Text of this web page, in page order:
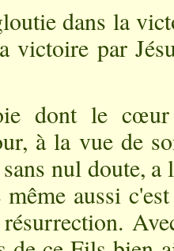
dans la
victoire par
dont le
à la vue de
nul doute,
même aussi